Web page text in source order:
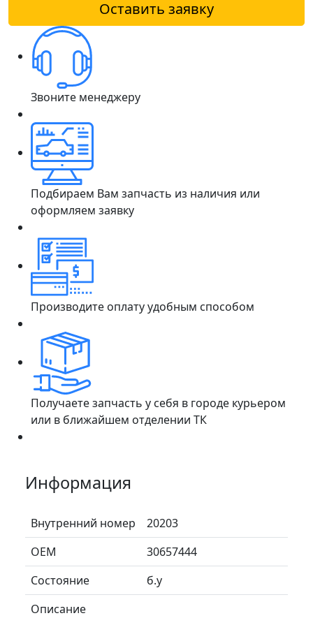
Оставить заявку
Звоните менеджеру
Подбираем Вам запчасть из наличия или
оформляем заявку
Производите оплату удобным способом
Получаете запчасть у себя в городе курьером
или в ближайшем отделении ТК
Информация
Внутренний номер
20203
ОЕМ
30657444
Состояние
б.у
Описание